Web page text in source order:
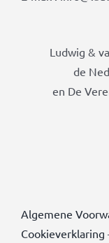
Ludwig &
de
en De
Algemene
Cookieverklaring